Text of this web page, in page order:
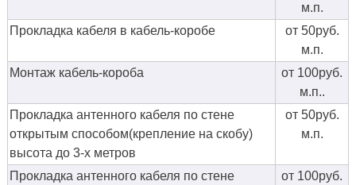
м.п.
Прокладка кабеля в кабель-коробе
от 50руб.
м.п.
Монтаж кабель-короба
от 100руб.
м.п..
Прокладка антенного кабеля по стене
открытым способом(крепление на скобу)
высота до 3-х метров
от 50руб.
м.п.
Прокладка антенного кабеля по стене
от 100руб.